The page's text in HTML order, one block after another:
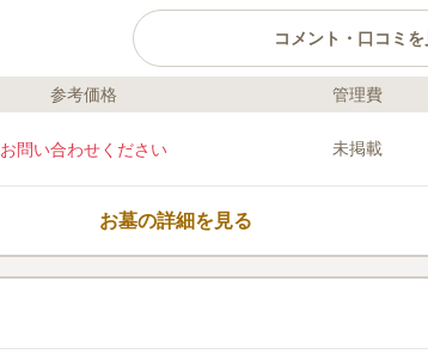
コメント・口コミを
ライフドット編集部のコメント
にあり、大自然を満喫できます。
はじめ、どのような宗教の方でも
千歳カントリークラブやその他観光
り、お墓参りのあとも千歳市でレジ
便利です。
参考価格 管理費
お問い合わせください 未掲載
お墓の詳細を見る